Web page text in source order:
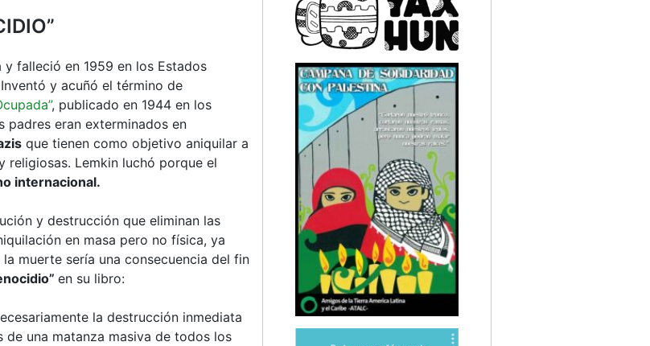
y falleció en 1959 en los Estados
y acuñó el término de
, publicado en 1944 en los
padres eran exterminados en
que tienen como objetivo aniquilar a
religiosas. Lemkin luchó porque el
internacional.
y destrucción que eliminan las
en masa pero no física, ya
muerte sería una consecuencia del fin
en su libro:
la destrucción inmediata
una matanza masiva de todos los